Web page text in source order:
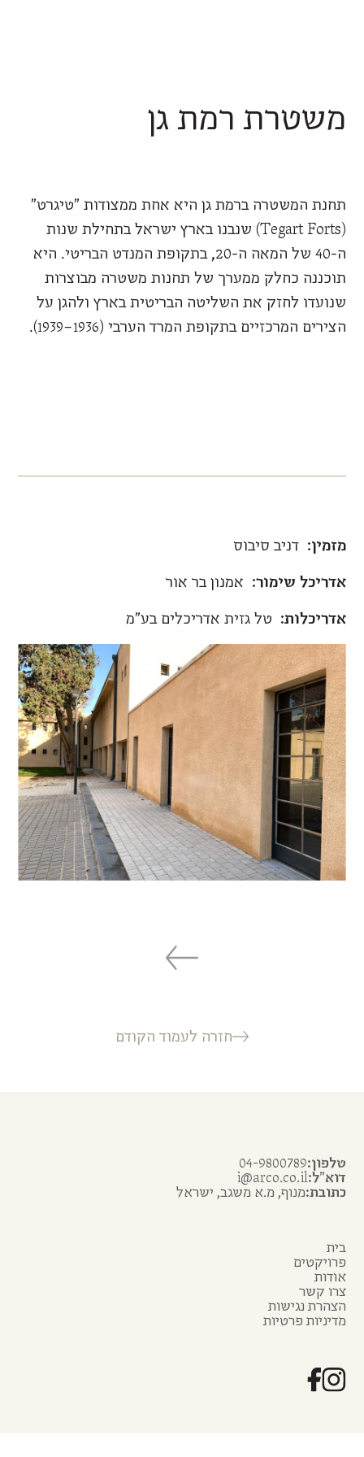
משטרת רמת גן
תחנת המשטרה ברמת גן היא אחת ממצודות "טיגרט"
(Tegart Forts) שנבנו בארץ ישראל בתחילת שנות
ה-40 של המאה ה-20, בתקופת המנדט הבריטי. היא
תוכננה כחלק ממערך של תחנות משטרה מבוצרות
שנועדו לחזק את השליטה הבריטית בארץ ולהגן על
הצירים המרכזיים בתקופת המרד הערבי (1936–1939).
מזמין: דניב סיבוס
אדריכל שימור: אמנון בר אור
אדריכלות: טל גזית אדריכלים בע"מ
חזרה לעמוד הקודם
בית
פרויקטים
אודות
צרו קשר
הצהרת נגישות
מדיניות פרטיות
טלפון:04-9800789
דוא״ל:i@arco.co.il
כתובת:מנוף, מ.א משגב, ישראל